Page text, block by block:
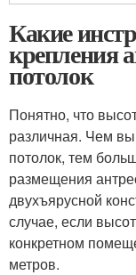
Какие
крепления
потолок
Понятно, что
различная. Чем
потолок, тем
размещения
двухъярусной
случае, если
конкретном
метров.